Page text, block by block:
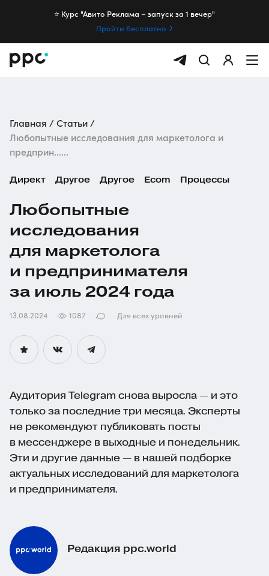
⭐️ Курс "Авито Реклама – запуск за 1 вечер"
Пройти бесплатно
Главная
Статьи
Любопытные исследования для маркетолога и
предприн......
Директ Другое Другое Ecom Процессы
Любопытные
исследования
для маркетолога
и предпринимателя
за июль 2024 года
13.08.2024 1087 Для всех уровней
Аудитория Telegram снова выросла — и это
только за последние три месяца. Эксперты
не рекомендуют публиковать посты
в мессенджере в выходные и понедельник.
Эти и другие данные — в нашей подборке
актуальных исследований для маркетолога
и предпринимателя.
Редакция ppc.world